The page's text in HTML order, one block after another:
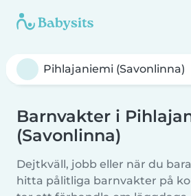
Barnvakter i
(Savonlinna)
Dejtkväll, jobb eller när du
hitta pålitliga barnvakter på